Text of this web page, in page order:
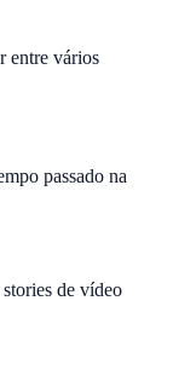
entre vários
passado na
de vídeo